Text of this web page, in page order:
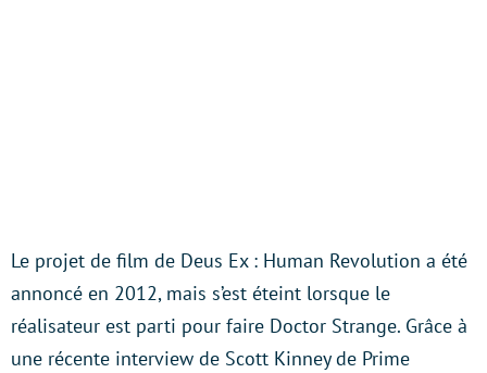
Le projet de film de Deus Ex : Human Revolution a été
annoncé en 2012, mais s’est éteint lorsque le
réalisateur est parti pour faire Doctor Strange. Grâce à
une récente interview de Scott Kinney de Prime